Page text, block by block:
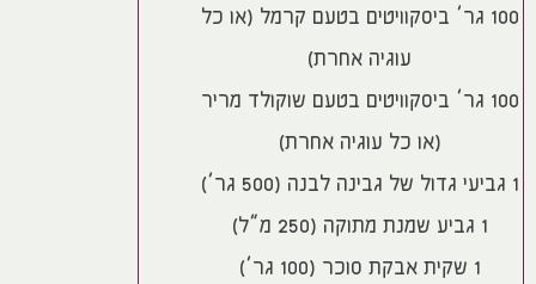
100 גר’ ביסקוויטים בטעם קרמל (או כל
עוגיה אחרת)
100 גר’ ביסקוויטים בטעם שוקולד מריר
(או כל עוגיה אחרת)
1 גביעי גדול של גבינה לבנה (500 גר’)
1 גביע שמנת מתוקה (250 מ”ל)
1 שקית אבקת סוכר (100 גר’)